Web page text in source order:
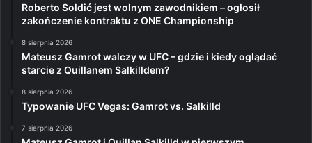
Roberto Soldić jest wolnym zawodnikiem – ogłosił
zakończenie kontraktu z ONE Championship
8 sierpnia 2026
Mateusz Gamrot walczy w UFC – gdzie i kiedy oglądać
starcie z Quillanem Salkilldem?
8 sierpnia 2026
Typowanie UFC Vegas: Gamrot vs. Salkilld
7 sierpnia 2026